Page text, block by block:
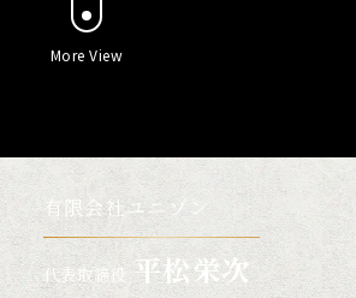
More View
有限会社ユニゾン
代表取締役 平松栄次